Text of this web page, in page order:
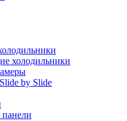
холодильники
by Slide